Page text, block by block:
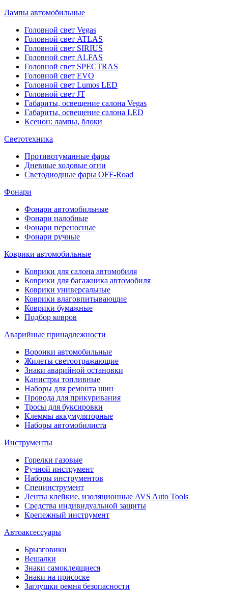
Лампы автомобильные
Головной свет Vegas
Головной свет ATLAS
Головной свет SIRIUS
Головной свет ALFAS
Головной свет SPECTRAS
Головной свет EVO
Головной свет Lumos LED
Головной свет JT
Габариты, освещение салона Vegas
Габариты, освещение салона LED
Ксенон: лампы, блоки
Светотехника
Противотуманные фары
Дневные ходовые огни
Светодиодные фары OFF-Road
Фонари
Фонари автомобильные
Фонари налобные
Фонари переносные
Фонари ручные
Коврики автомобильные
Коврики для салона автомобиля
Коврики для багажника автомобиля
Коврики универсальные
Коврики влаговпитывающие
Коврики бумажные
Подбор ковров
Аварийные принадлежности
Воронки автомобильные
Жилеты светоотражающие
Знаки аварийной остановки
Канистры топливные
Наборы для ремонта шин
Провода для прикуривания
Тросы для буксировки
Клеммы аккумуляторные
Наборы автомобилиста
Инструменты
Горелки газовые
Ручной инструмент
Наборы инструментов
Специнструмент
Ленты клейкие, изоляционные AVS Auto Tools
Средства индивидуальной защиты
Крепежный инструмент
Автоаксессуары
Брызговики
Вешалки
Знаки самоклеящиеся
Знаки на присоске
Заглушки ремня безопасности